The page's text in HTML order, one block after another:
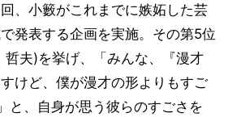
、小籔がこれまでに嫉妬した芸
発表する企画を実施。その第5位
哲夫)を挙げ、「みんな、『漫才
けど、僕が漫才の形よりもすご
、自身が思う彼らのすごさを